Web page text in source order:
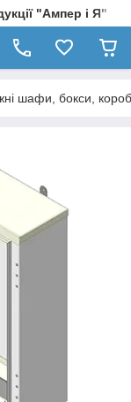
"Ампер і Я"
шафи, бокси,